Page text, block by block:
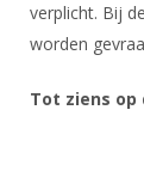
verplicht. Bij
worden
Tot ziens op